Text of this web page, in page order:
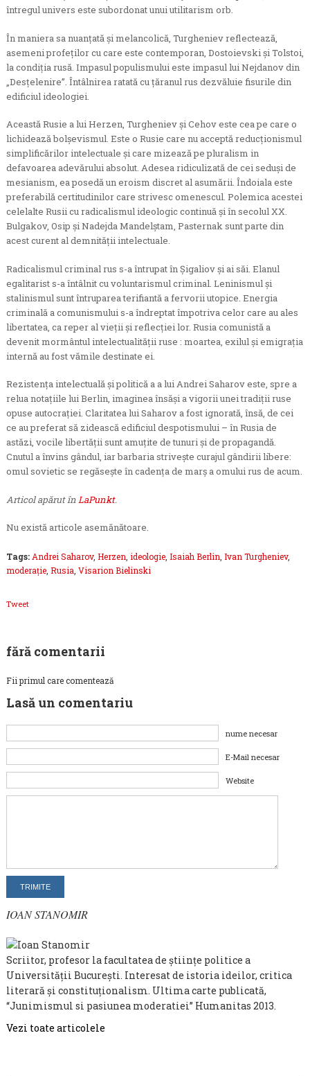
întregul univers este subordonat unui utilitarism orb.
În maniera sa nuanţată şi melancolică, Turgheniev reflectează,
asemeni profeţilor cu care este contemporan, Dostoievski şi Tolstoi,
la condiţia rusă. Impasul populismului este impasul lui Nejdanov din
„Desţelenire”. Întâlnirea ratată cu ţăranul rus dezvăluie fisurile din
edificiul ideologiei.
Această Rusie a lui Herzen, Turgheniev şi Cehov este cea pe care o
lichidează bolşevismul. Este o Rusie care nu acceptă reducţionismul
simplificărilor intelectuale şi care mizează pe pluralism in
defavoarea adevărului absolut. Adesea ridiculizată de cei seduşi de
mesianism, ea posedă un eroism discret al asumării. Îndoiala este
preferabilă certitudinilor care strivesc omenescul. Polemica acestei
celelalte Rusii cu radicalismul ideologic continuă şi în secolul XX.
Bulgakov, Osip şi Nadejda Mandelştam, Pasternak sunt parte din
acest curent al demnităţii intelectuale.
Radicalismul criminal rus s-a întrupat în Şigaliov şi ai săi. Elanul
egalitarist s-a întâlnit cu voluntarismul criminal. Leninismul şi
stalinismul sunt întruparea terifiantă a fervorii utopice. Energia
criminală a comunismului s-a îndreptat împotriva celor care au ales
libertatea, ca reper al vieţii şi reflecţiei lor. Rusia comunistă a
devenit mormântul intelectualităţii ruse : moartea, exilul şi emigraţia
internă au fost vămile destinate ei.
Rezistenţa intelectuală şi politică a a lui Andrei Saharov este, spre a
relua notaţiile lui Berlin, imaginea însăşi a vigorii unei tradiţii ruse
opuse autocraţiei. Claritatea lui Saharov a fost ignorată, însă, de cei
ce au preferat să zidească edificiul despotismului – în Rusia de
astăzi, vocile libertăţii sunt amuţite de tunuri şi de propagandă.
Cnutul a învins gândul, iar barbaria striveşte curajul gândirii libere:
omul sovietic se regăseşte în cadenţa de marş a omului rus de acum.
Articol apărut în LaPunkt.
Nu există articole asemănătoare.
Tags: Andrei Saharov, Herzen ideologie, Isaiah Berlin Ivan Turgheniev,
moderaţie, Rusia Visarion Bielinski
Tweet
fără comentarii
Fii primul care comentează
Lasă un comentariu
nume necesar
E-Mail necesar
Website
IOAN STANOMIR
Scriitor, profesor la facultatea de ştiinţe politice a
Universităţii Bucureşti. Interesat de istoria ideilor, critica
literară şi constituţionalism. Ultima carte publicată,
“Junimismul si pasiunea moderatiei” Humanitas 2013.
Vezi toate articolele